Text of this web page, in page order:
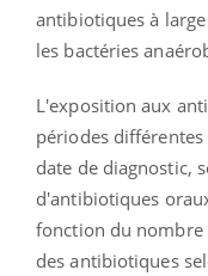
antibiotiques à
les bactéries
L'exposition aux
périodes
date de diagnostic,
d'antibiotiques
fonction du nombre
des antibiotiques